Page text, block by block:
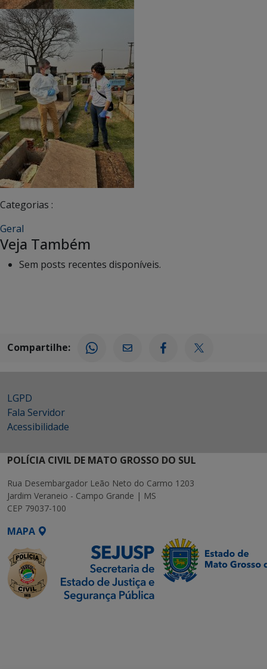
Categorias :
Geral
Veja Também
Sem posts recentes disponíveis.
Compartilhe:
LGPD
Fala Servidor
Acessibilidade
POLÍCIA CIVIL DE MATO GROSSO DO SUL
Rua Desembargador Leão Neto do Carmo 1203
Jardim Veraneio - Campo Grande | MS
CEP 79037-100
MAPA